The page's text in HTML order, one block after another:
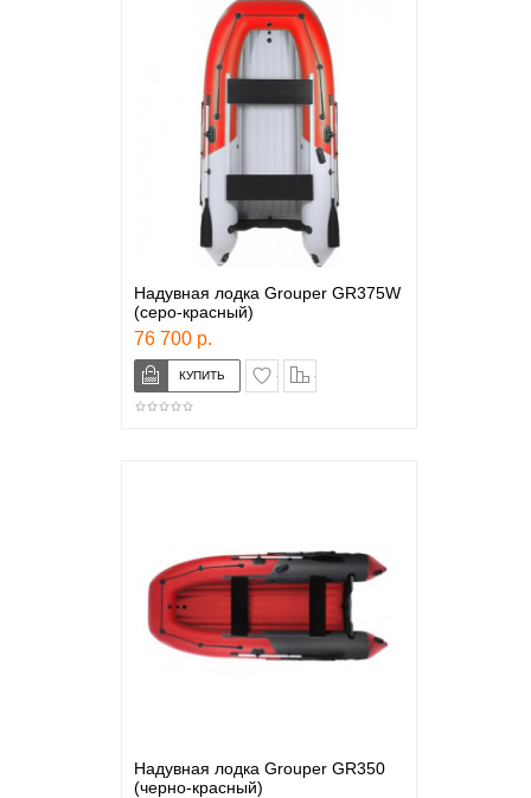
Надувная лодка Grouper GR375W
(серо-красный)
76 700 р.
в закладки
Надувная лодка Grouper GR350
(черно-красный)